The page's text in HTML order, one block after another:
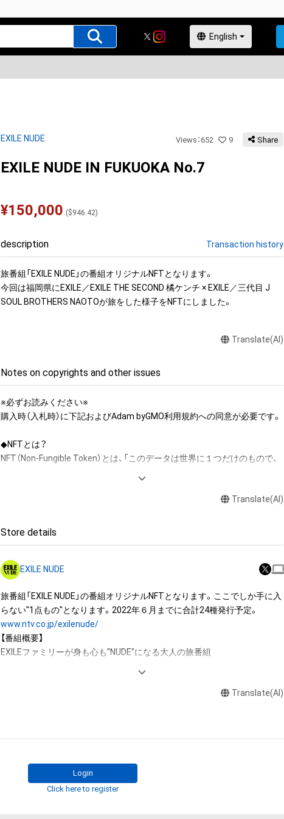
EXILE NUDE Views ：652 9 Share
EXILE NUDE IN FUKUOKA No.7
¥150,000 ($946.42)
description Transaction history
旅番組「EXILE NUDE」の番組オリジナルNFTとなります。
今回は福岡県にEXILE／EXILE THE SECOND 橘ケンチ × EXILE／三代目 J
SOUL BROTHERS NAOTOが旅をした様子をNFTにしました。
Translate(AI)
Notes on copyrights and other issues
※必ずお読みください※
購入時（入札時）に下記およびAdam byGMO利用規約への同意が必要です。
◆NFTとは？
NFT（Non-Fungible Token）とは、「このデータは世界に１つだけのもので、
購入者はデジタル技術を用いることで、「このNFTは私のものです」と証明
※画像の閲覧だけであれば購入者以外でも可能です。
※Adam byGMOまたは外部マーケットプレイス（販売サイト）での二次販売
が可能です。
※購入価格以上で二次販売できるかどうかは保証できません。
・このNFTの保有者としてAdam byGMO上でユーザー名を表示すること
※購入すると、設定したユーザー名がオーナーとして自動で表示されます。
イスが自宅に届くといった商品ではございませんので、ご注意ください。
・未成年の方は、保護者などの親権者・その他の法定代理人の同意を得た上
でご利用ください。
Translate(AI)
Store details
EXILE NUDE
旅番組「EXILE NUDE」の番組オリジナルNFTとなります。ここでしか手に入
www.ntv.co.jp/exilenude/
【番組概要】
EXILEファミリーが身も心も"NUDE"になる大人の旅番組
Translate(AI)
Login
Click here to register